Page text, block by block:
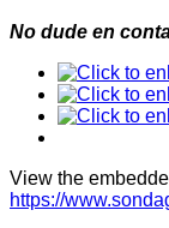
No dude en
View the
https://